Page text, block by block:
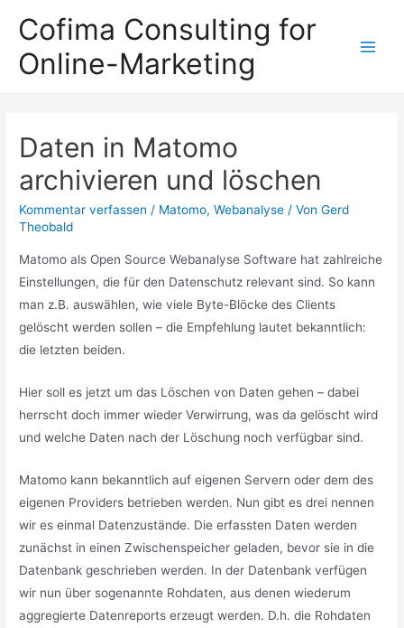
Inhalt
springen
Cofima Consulting for
Online-Marketing
Daten in Matomo
archivieren und löschen
Kommentar verfassen / Matomo,Webanalyse / VonGerd
Theobald
Matomo als Open Source Webanalyse Software hat zahlreiche
Einstellungen, die für den Datenschutz relevant sind. So kann
man z.B. auswählen, wie viele Byte-Blöcke des Clients
gelöscht werden sollen – die Empfehlung lautet bekanntlich:
die letzten beiden.
Hier soll es jetzt um das Löschen von Daten gehen – dabei
herrscht doch immer wieder Verwirrung, was da gelöscht wird
und welche Daten nach der Löschung noch verfügbar sind.
Matomo kann bekanntlich auf eigenen Servern oder dem des
eigenen Providers betrieben werden. Nun gibt es drei nennen
wir es einmal Datenzustände. Die erfassten Daten werden
zunächst in einen Zwischenspeicher geladen, bevor sie in die
Datenbank geschrieben werden. In der Datenbank verfügen
wir nun über sogenannte Rohdaten, aus denen wiederum
aggregierte Datenreports erzeugt werden. D.h. die Rohdaten